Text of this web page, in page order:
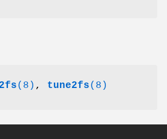
(8) , tune2fs(8)